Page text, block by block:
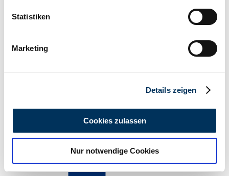
können
bestimmten Merkmalen (Fingerprinting) identifizieren
Erfahren Sie mehr darüber, wie Ihre persönlichen Daten
analysieren. Außerdem geben wir Informationen zu Ihrer
Verwendung unserer Website an unsere Partner für
soziale Medien, Werbung und Analysen weiter. Unsere
Statistiken
Marketing
Details zeigen
Cookies zulassen
Nur notwendige Cookies
Not provided